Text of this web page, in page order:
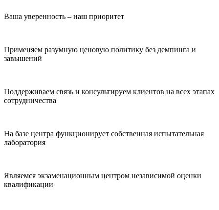
Ваша уверенность – наш приоритет
Применяем разумную ценовую политику без демпинга и
завышений
Поддерживаем связь и консультируем клиентов на всех этапах
сотрудничества
На базе центра функционирует собственная испытательная
лаборатория
Являемся экзаменационным центром независимой оценки
квалификации